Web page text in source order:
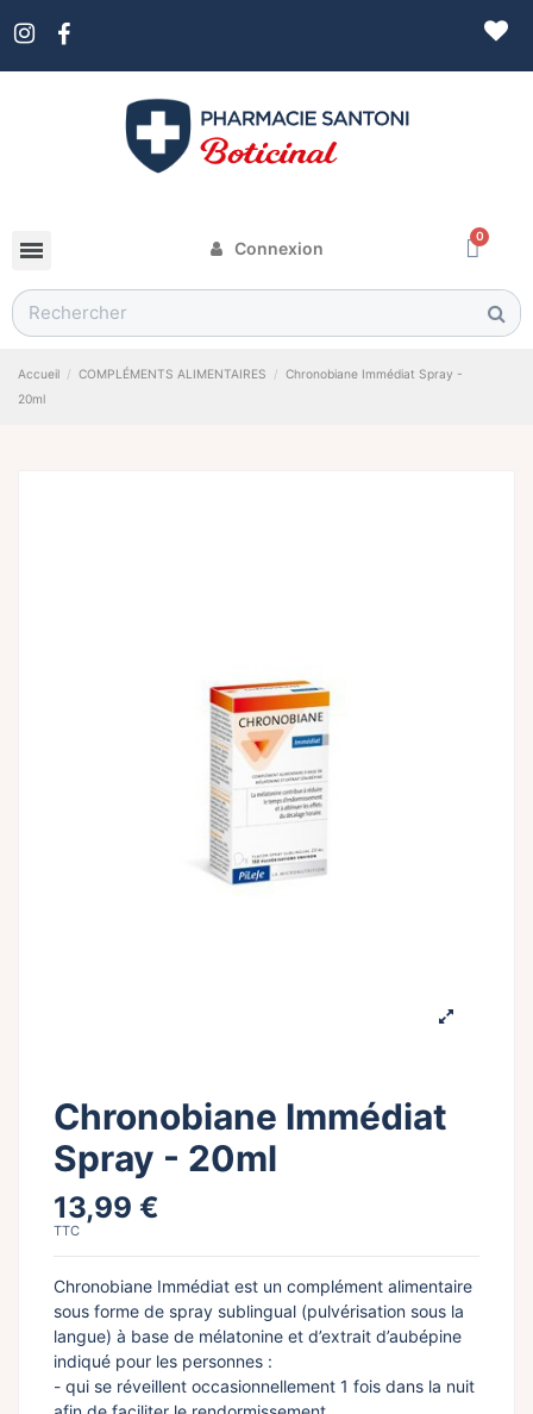
Connexion
Accueil COMPLÉMENTS ALIMENTAIRES
Chronobiane Immédiat Spray -
20ml
Chronobiane Immédiat
Spray - 20ml
13,99 €
TTC
Chronobiane Immédiat est un complément alimentaire
sous forme de spray sublingual (pulvérisation sous la
langue) à base de mélatonine et d’extrait d’aubépine
indiqué pour les personnes :
- qui se réveillent occasionnellement 1 fois dans la nuit